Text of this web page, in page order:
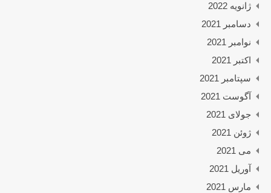
ژانویه 2022
دسامبر 2021
نوامبر 2021
اکتبر 2021
سپتامبر 2021
آگوست 2021
جولای 2021
ژوئن 2021
می 2021
آوریل 2021
مارس 2021